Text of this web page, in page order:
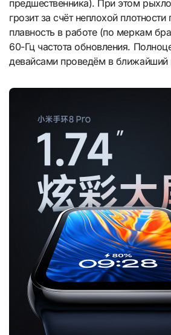
предшественника). При этом
грозит за счёт неплохой
плавность в работе (по меркам
60-Гц частота обновления.
девайсами проведём в ближайший